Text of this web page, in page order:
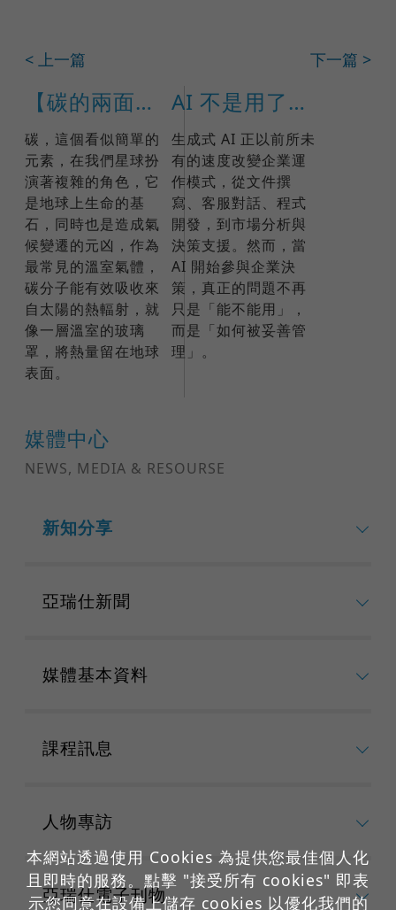
媒體中心
NEWS, MEDIA & RESOURSE
新知分享
亞瑞仕新聞
媒體基本資料
課程訊息
人物專訪
亞瑞仕電子刊物
< 上一篇 下一篇 >
【碳的兩面】生命的基石與氣候殺手
碳，這個看似簡單的
元素，在我們星球扮
演著複雜的角色，它
是地球上生命的基
石，同時也是造成氣
候變遷的元凶，作為
最常見的溫室氣體，
碳分子能有效吸收來
自太陽的熱輻射，就
像一層溫室的玻璃
罩，將熱量留在地球
表面。
AI 不是用了就好：ISO 42001 如何打造企業可信任的 AI 治理
生成式 AI 正以前所未
有的速度改變企業運
作模式，從文件撰
寫、客服對話、程式
開發，到市場分析與
決策支援。然而，當
AI 開始參與企業決
策，真正的問題不再
只是「能不能用」，
而是「如何被妥善管
理」。
本網站透過使用 Cookies 為提供您最佳個人化
且即時的服務。點擊 "接受所有 cookies" 即表
示您同意在設備上儲存 cookies 以優化我們的